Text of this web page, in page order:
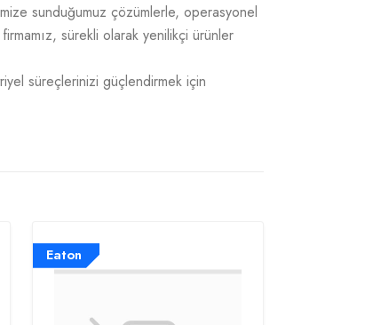
sunduğumuz çözümlerle, operasyonel
sürekli olarak yenilikçi ürünler
süreçlerinizi güçlendirmek için
Eaton